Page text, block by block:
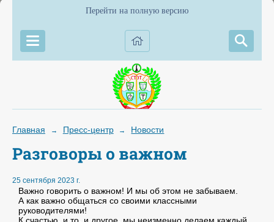
Перейти на полную версию
Главная → Пресс-центр → Новости
Разговоры о важном
25 сентября 2023 г.
Важно говорить о важном! И мы об этом не забываем.
А как важно общаться со своими классными
руководителями!